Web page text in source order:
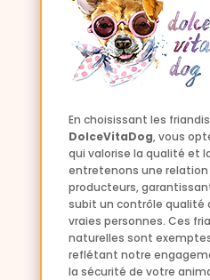
En choisissant les
DolceVitaDog, vous
qui valorise la qualité et
entretenons une
producteurs,
subit un contrôle qualité
vraies personnes. Ces
naturelles sont
reflétant notre
la sécurité de votre